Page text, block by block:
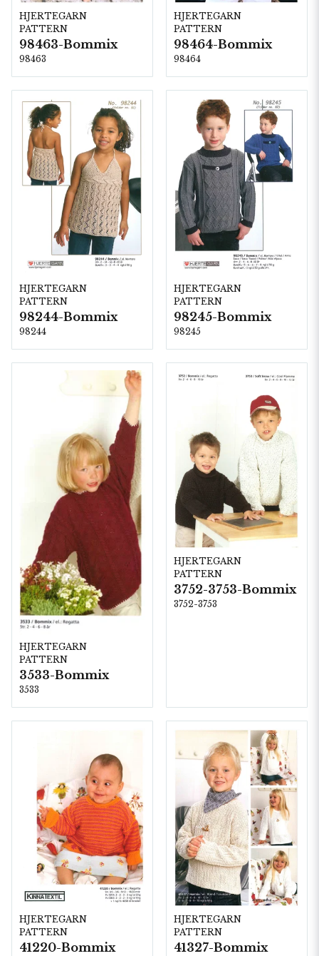
HJERTEGARN
PATTERN
98463-Bommix
98463
HJERTEGARN
PATTERN
98464-Bommix
98464
HJERTEGARN
PATTERN
98244-Bommix
98244
HJERTEGARN
PATTERN
98245-Bommix
98245
HJERTEGARN
PATTERN
3533-Bommix
3533
HJERTEGARN
PATTERN
3752-3753-Bommix
3752-3753
HJERTEGARN
PATTERN
41220-Bommix
HJERTEGARN
PATTERN
41327-Bommix